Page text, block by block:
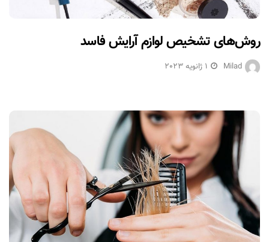
روش‌های تشخیص لوازم آرایش فاسد
Milad 1 ژانویه 2023